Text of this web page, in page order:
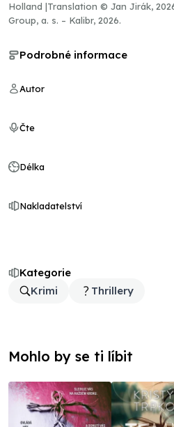
Holland |Translation © Jan Jirák,
Group, a. s. – Kalibr, 2026.
Kategorie
Krimi
Thrillery
Podrobné informace
Autor
Čte
Délka
Nakladatelství
Mohlo by se ti líbit